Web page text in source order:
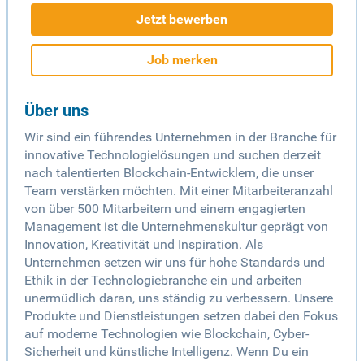
Jetzt bewerben
Job merken
Über uns
Wir sind ein führendes Unternehmen in der Branche für
innovative Technologielösungen und suchen derzeit
nach talentierten Blockchain-Entwicklern, die unser
Team verstärken möchten. Mit einer Mitarbeiteranzahl
von über 500 Mitarbeitern und einem engagierten
Management ist die Unternehmenskultur geprägt von
Innovation, Kreativität und Inspiration. Als
Unternehmen setzen wir uns für hohe Standards und
Ethik in der Technologiebranche ein und arbeiten
unermüdlich daran, uns ständig zu verbessern. Unsere
Produkte und Dienstleistungen setzen dabei den Fokus
auf moderne Technologien wie Blockchain, Cyber-
Sicherheit und künstliche Intelligenz. Wenn Du ein